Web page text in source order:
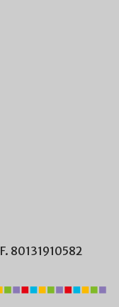
80131910582